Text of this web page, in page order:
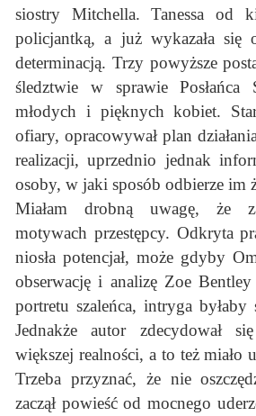
siostry Mitchella. Tanessa od
policjantką, a już wykazała się
determinacją. Trzy powyższe
śledztwie w sprawie Posłańca
młodych i pięknych kobiet.
ofiary, opracowywał plan
realizacji, uprzednio jednak
osoby, w jaki sposób odbierze im
Miałam drobną uwagę, że
motywach przestępcy. Odkryta
niosła potencjał, może gdyby
obserwację i analizę Zoe
portretu szaleńca, intryga
Jednakże autor zdecydował
większej realności, a to też miało
Trzeba przyznać, że nie
zaczął powieść od mocnego